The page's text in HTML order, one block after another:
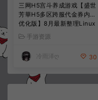
三网H5宫斗养成游戏【盛世
芳華H5多区跨服代金券内购
优化版】8月最新整理Linux
手工服务端+CDK授权后台
+全资源安卓+详细搭建教程
+视频教程
手游资源
冷雨泽ღ 30